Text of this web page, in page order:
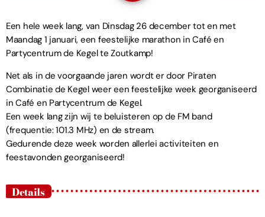
Een hele week lang, van Dinsdag 26 december tot en met
Maandag 1 januari, een feestelijke marathon in Café en
Partycentrum de Kegel te Zoutkamp!
Net als in de voorgaande jaren wordt er door Piraten
Combinatie de Kegel weer een feestelijke week georganiseerd
in Café en Partycentrum de Kegel.
Een week lang zijn wij te beluisteren op de FM band
(frequentie: 101.3 MHz) en de stream.
Gedurende deze week worden allerlei activiteiten en
feestavonden georganiseerd!
Details